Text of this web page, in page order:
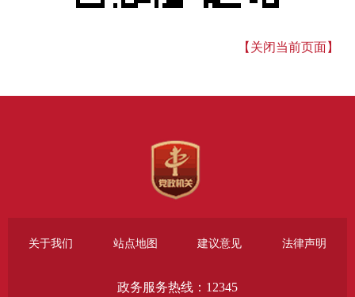
【关闭当前页面】
关于我们 站点地图 建议意见 法律声明
政务服务热线：12345